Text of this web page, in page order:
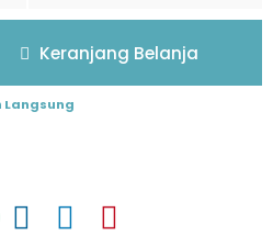
Keranjang Belanja
Langsung